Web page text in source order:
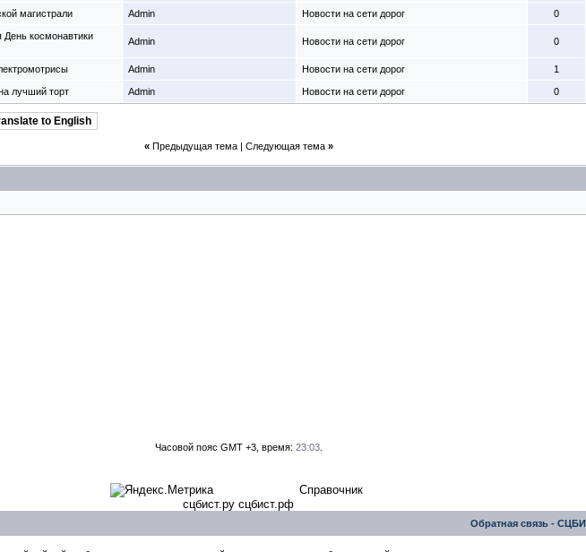
магистрали Admin Новости на сети дорог 0
космонавтики
Admin Новости на сети дорог 0
Admin Новости на сети дорог 1
лучший торт Admin Новости на сети дорог 0
to English
« Предыдущая тема| Следующая тема »
Часовой пояс GMT +3, время: 23:03.
Справочник
сцбист.ру сцбист.рф
Обратная связь -